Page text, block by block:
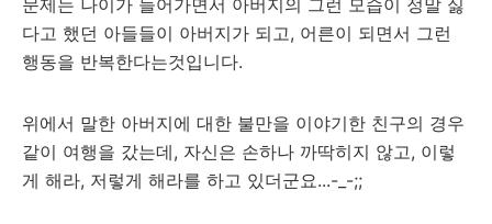
문제는 나이가 들어가면서 아버지의 그런 모습이 정말 싫
다고 했던 아들들이 아버지가 되고, 어른이 되면서 그런
행동을 반복한다는것입니다.
위에서 말한 아버지에 대한 불만을 이야기한 친구의 경우
같이 여행을 갔는데, 자신은 손하나 까딱히지 않고, 이렇
게 해라, 저렇게 해라를 하고 있더군요...-_-;;